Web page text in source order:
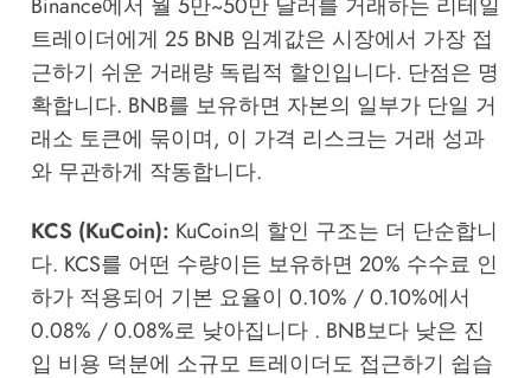
트레이더에게 25 BNB 임계값은 시장에서 가장 접
근하기 쉬운 거래량 독립적 할인입니다. 단점은 명
확합니다. BNB를 보유하면 자본의 일부가 단일 거
래소 토큰에 묶이며, 이 가격 리스크는 거래 성과
와 무관하게 작동합니다.
KCS (KuCoin): KuCoin의 할인 구조는 더 단순합니
다. KCS를 어떤 수량이든 보유하면 20% 수수료 인
하가 적용되어 기본 요율이 0.10% / 0.10%에서
0.08% / 0.08%로 낮아집니다 . BNB보다 낮은 진
입 비용 덕분에 소규모 트레이더도 접근하기 쉽습